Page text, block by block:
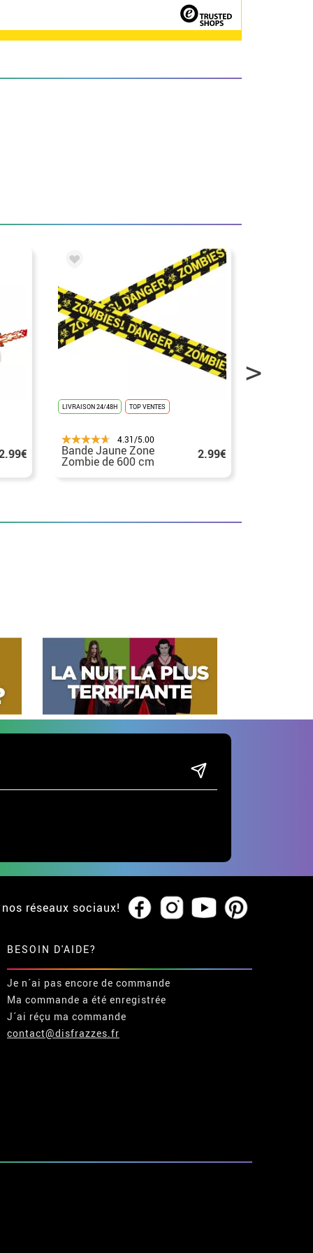
LIVRAISON 24/48H TOP VENTES
4.31/5.00
Bande Jaune Zone
Zombie de 600 cm 2.99€
réseaux sociaux!
BESOIN D'AIDE?
Je n´ai pas encore de commande
Ma commande a été enregistrée
J´ai réçu ma commande
contact@disfrazzes.fr